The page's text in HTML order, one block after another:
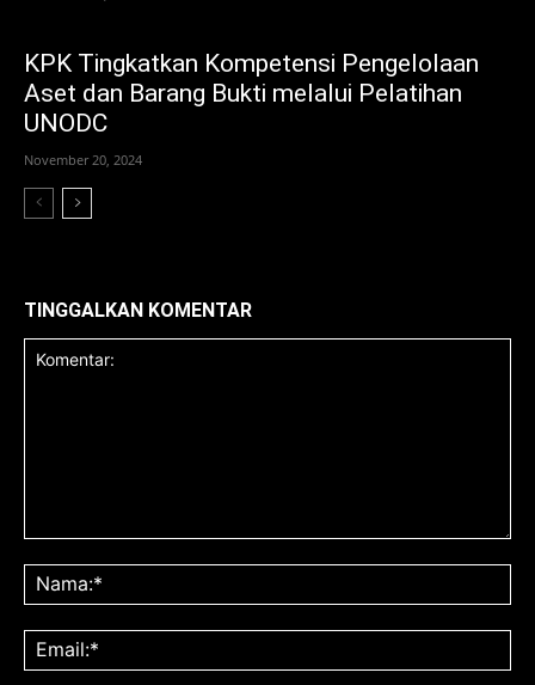
KPK Tingkatkan Kompetensi Pengelolaan
Aset dan Barang Bukti melalui Pelatihan
UNODC
November 20, 2024
TINGGALKAN KOMENTAR